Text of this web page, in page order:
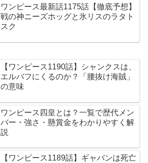
ワンピース最新話1175話【徹底予想】
戦の神ニーズホッグと氷リスのラタト
スク
【ワンピース1190話】シャンクスは、
エルバフにくるのか？「腰抜け海賊」
の意味
ワンピース四皇とは？一覧で歴代メン
バー・強さ・懸賞金をわかりやすく解
説
【ワンピース1189話】ギャバンは死亡